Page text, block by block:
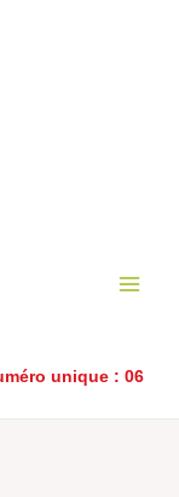
unique : 06